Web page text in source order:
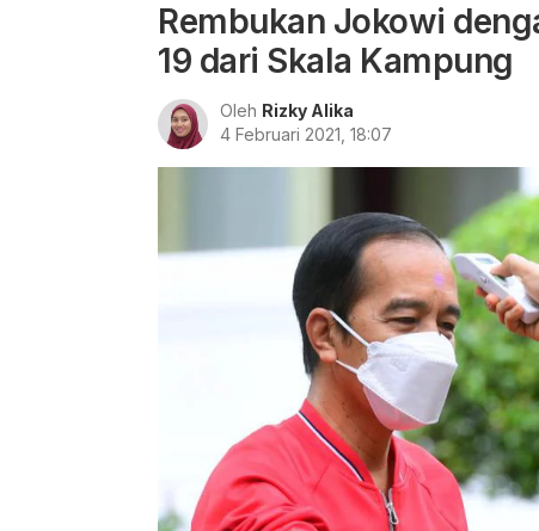
Rembukan Jokowi
19 dari Skala Kampung
Oleh Rizky Alika
4 Februari 2021, 18:07